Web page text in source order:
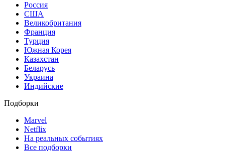
Россия
США
Великобритания
Франция
Турция
Южная Корея
Казахстан
Беларусь
Украина
Индийские
Подборки
Marvel
Netflix
На реальных событиях
Все подборки